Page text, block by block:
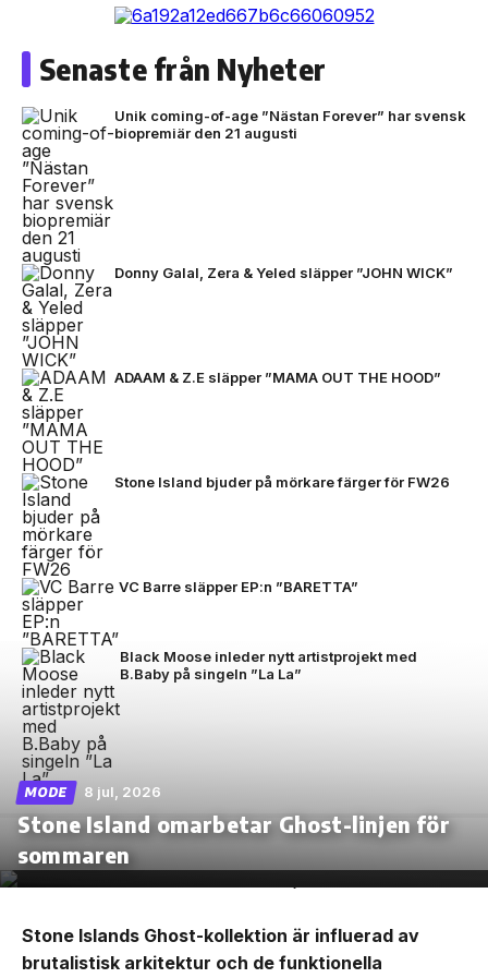
Senaste från Nyheter
Unik coming-of-age ”Nästan Forever” har svensk
biopremiär den 21 augusti
Donny Galal, Zera & Yeled släpper ”JOHN WICK”
ADAAM & Z.E släpper ”MAMA OUT THE HOOD”
Stone Island bjuder på mörkare färger för FW26
VC Barre släpper EP:n ”BARETTA”
Black Moose inleder nytt artistprojekt med
B.Baby på singeln ”La La”
MODE 8 jul, 2026
Stone Island omarbetar Ghost-linjen för
sommaren
Stone Islands Ghost-kollektion är influerad av
brutalistisk arkitektur och de funktionella